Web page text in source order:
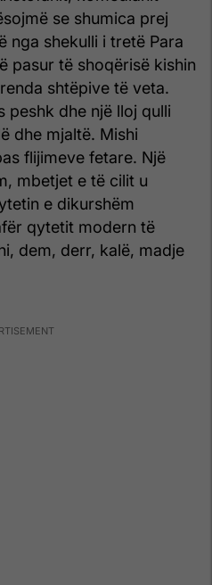
se shumica prej
nga shekulli i tretë Para
pasur të shoqërisë kishin
shtëpive të veta.
peshk dhe një lloj qulli
dhe mjaltë. Mishi
flijimeve fetare. Një
mbetjet e të cilit u
e dikurshëm
qytetit modern të
dem, derr, kalë, madje